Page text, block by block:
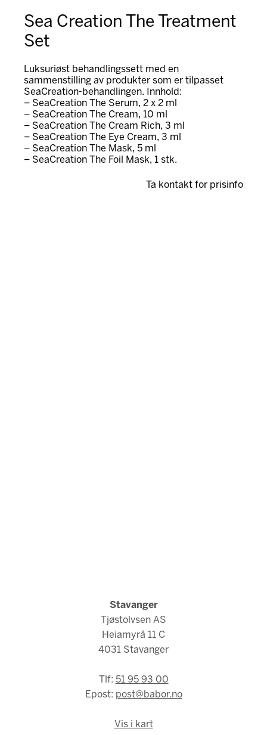
Sea Creation The Treatment
Set
Luksuriøst behandlingssett med en
sammenstilling av produkter som er tilpasset
SeaCreation-behandlingen. Innhold:
– SeaCreation The Serum, 2 x 2 ml
– SeaCreation The Cream, 10 ml
– SeaCreation The Cream Rich, 3 ml
– SeaCreation The Eye Cream, 3 ml
– SeaCreation The Mask, 5 ml
– SeaCreation The Foil Mask, 1 stk.
Ta kontakt for prisinfo
Stavanger
Tjøstolvsen AS
Heiamyrå 11 C
4031 Stavanger
Tlf: 51 95 93 00
Epost: post@babor.no
Vis i kart